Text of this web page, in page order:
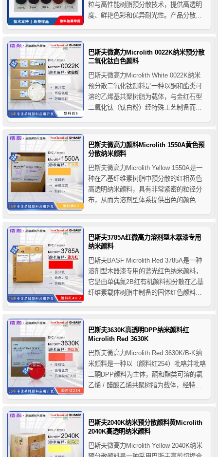
粒与高性能树脂预分散技术，提供高透明
度、鲜艳色彩和优异耐光性。产品分散迅
明着色系统，是高品质色浆制备的理想选
择。
巴斯夫微高力Microlith 0022K纳米预分散
二氧化钛白色颜料
巴斯夫微高力Microlith White 0022K纳米
预分散二氧化钛颜料是一种以酮和酯类可
溶的乙烯基共聚树脂为载体，与金红石型
二氧化钛（钛白粉）经特殊工艺制备而成
散性，其卓越的耐光耐气候性能可用于户
外产品的应用。
巴斯夫微高力颜料Microlith 1550A黄色预
分散纳米颜料
巴斯夫微高力Microlith Yellow 1550A是一
种在乙基纤维素树脂中预分散的红相黄色
高透明纳米颜料，具有非常紧密的粒径分
布，从而为溶剂型体系提供出色的颜色强
料系统，适用于烘烤、丙烯酸酯/异氰酸
酯、酸固化、空气干燥等涂料体系，特别
巴斯夫3785A红微高力溶剂型木器漆专用
纳米颜料
巴斯夫BASF Microlith Red 3785A是一种
溶剂型木器漆专用的蓝光红色纳米颜料，
它是由单偶氮2B红有机颜料预分散在乙基
纤维素载体树脂中制备的固体红色颜料制
等优点，主要用于溶剂型涂料系统，特别
推荐用于溶剂型木器漆。
巴斯夫3630K高透明DPP纳米颜料红
Microlith Red 3630K
巴斯夫微高力Microlith Red 3630K/B-K纳
米颜料是一种以（颜料红254）吡咯并吡咯
二酮DPP颜料为主体，酮和酯类可溶的氯
乙烯 / 醋酸乙烯共聚树脂为载体，经特殊
窄的粒径分布，优异的着色力、透明度、
光泽度和良好的流变性与抗絮凝防沉...
巴斯夫2040K纳米预分散颜料黄Microlith
2040K高透明纳米颜料
巴斯夫微高力Microlith Yellow 2040K纳米